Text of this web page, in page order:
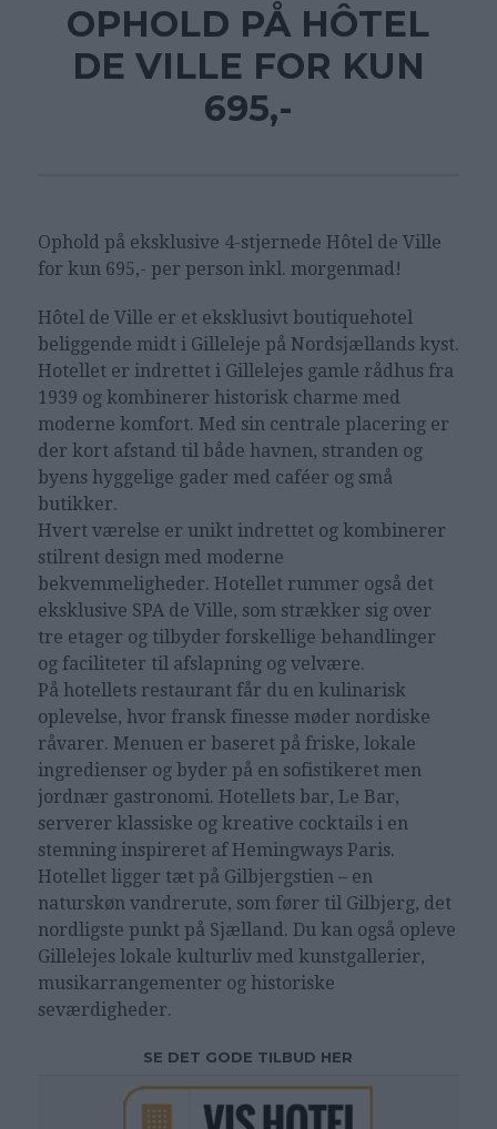
OPHOLD PÅ HÔTEL
DE VILLE FOR KUN
695,-
Ophold på eksklusive 4-stjernede Hôtel de Ville
for kun 695,- per person inkl. morgenmad!
Hôtel de Ville er et eksklusivt boutiquehotel
beliggende midt i Gilleleje på Nordsjællands kyst.
Hotellet er indrettet i Gillelejes gamle rådhus fra
1939 og kombinerer historisk charme med
moderne komfort. Med sin centrale placering er
der kort afstand til både havnen, stranden og
byens hyggelige gader med caféer og små
butikker.
Hvert værelse er unikt indrettet og kombinerer
stilrent design med moderne
bekvemmeligheder. Hotellet rummer også det
eksklusive SPA de Ville, som strækker sig over
tre etager og tilbyder forskellige behandlinger
og faciliteter til afslapning og velvære.
På hotellets restaurant får du en kulinarisk
oplevelse, hvor fransk finesse møder nordiske
råvarer. Menuen er baseret på friske, lokale
ingredienser og byder på en sofistikeret men
jordnær gastronomi. Hotellets bar, Le Bar,
serverer klassiske og kreative cocktails i en
stemning inspireret af Hemingways Paris.
Hotellet ligger tæt på Gilbjergstien – en
naturskøn vandrerute, som fører til Gilbjerg, det
nordligste punkt på Sjælland. Du kan også opleve
Gillelejes lokale kulturliv med kunstgallerier,
musikarrangementer og historiske
seværdigheder.
SE DET GODE TILBUD HER